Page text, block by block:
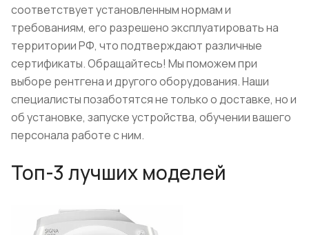
соответствует установленным нормам и
требованиям, его разрешено эксплуатировать на
территории РФ, что подтверждают различные
сертификаты. Обращайтесь! Мы поможем при
выборе рентгена и другого оборудования. Наши
специалисты позаботятся не только о доставке, но и
об установке, запуске устройства, обучении вашего
персонала работе с ним.
Топ-3 лучших моделей